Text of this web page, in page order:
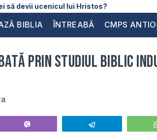
să devii ucenicul lui Hristos?
BIBLIA ÎNTREABĂ CMPS
prin studiul biblic